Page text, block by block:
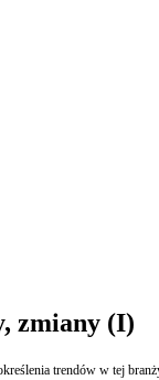
zmiany (I)
trendów w tej